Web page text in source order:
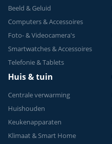
Beeld & Geluid
Computers & Accessoires
Foto- & Videocamera's
Smartwatches & Accessoires
Telefonie & Tablets
Huis & tuin
Centrale verwarming
Huishouden
Keukenapparaten
Klimaat & Smart Home